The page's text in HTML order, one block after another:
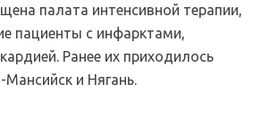
палата интенсивной терапии,
пациенты с инфарктами,
Ранее их приходилось
и Нягань.